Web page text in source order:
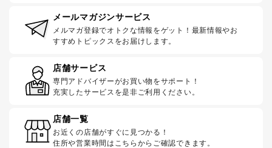
メールマガジンサービス
メルマガ登録でオトクな情報をゲット！最新情報やお
すすめトピックスをお届けします。
店舗サービス
専門アドバイザーがお買い物をサポート！
充実したサービスを是非ご利用ください。
店舗一覧
お近くの店舗がすぐに見つかる！
住所や営業時間はこちらからご確認できます。